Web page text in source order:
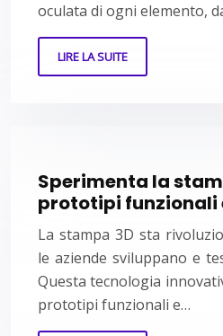
oculata di ogni elemento,
LIRE LA SUITE
Sperimenta la
prototipi funzionali
La stampa 3D sta
le aziende sviluppano e
Questa tecnologia
prototipi funzionali e…